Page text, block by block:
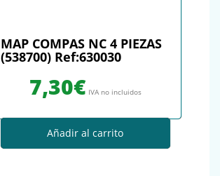
MAP COMPAS NC 4 PIEZAS
(538700) Ref:630030
7,30€ IVA no incluidos
Añadir al carrito